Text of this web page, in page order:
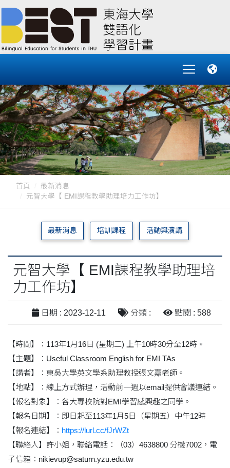
首頁
最新消息
元智大學【 EMI課程教學助理培力工作坊】
最新消息 培訓課程 活動與演講
元智大學【 EMI課程教學助理培
力工作坊】
日期 : 2023-12-11 分類 : 點閱 : 588
【時間】：113年1月16日 (星期二) 上午10時30分至12時。
【主題】：Useful Classroom English for EMI TAs
【講者】：東吳大學英文學系助理教授張文嘉老師。
【地點】：線上方式辦理，活動前一週以email提供會議連結。
【報名對象】：各大專校院對EMI學習感興趣之同學。
【報名日期】：即日起至113年1月5日（星期五）中午12時
【報名連結】： https://lurl.cc/fJrWZt
【聯絡人】許小姐，聯絡電話：（03）4638800 分機7002，電
子信箱：nikievup@saturn.yzu.edu.tw